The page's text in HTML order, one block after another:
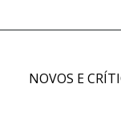
NOVOS E